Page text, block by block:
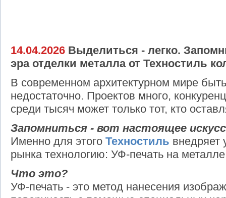
14.04.2026 Выделиться - легко.
эра отделки металла от Техностиль
В современном архитектурном мире
недостаточно. Проектов много,
среди тысяч может только тот, кто
Запомниться - вот настоящее
Именно для этого Техностиль внедряет
рынка технологию: УФ-печать на
Что это?
УФ-печать - это метод нанесения